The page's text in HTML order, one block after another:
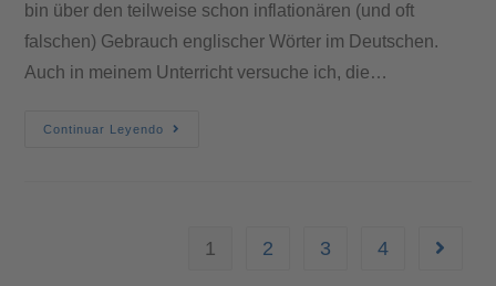
bin über den teilweise schon inflationären (und oft
falschen) Gebrauch englischer Wörter im Deutschen.
Auch in meinem Unterricht versuche ich, die…
Continuar Leyendo
1 2 3 4